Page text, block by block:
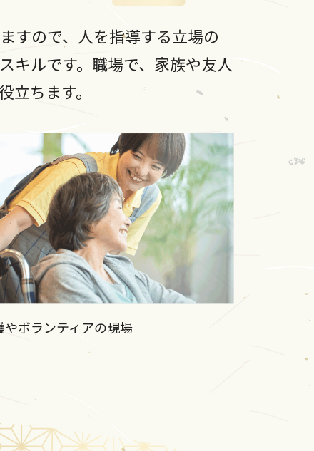
すので、人を指導する立場の
キルです。職場で、家族や友人
ちます。
やボランティアの現場